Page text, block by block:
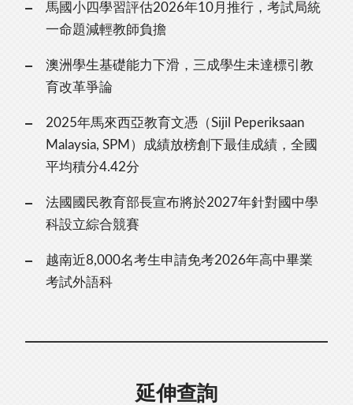
馬國小四學習評估2026年10月推行，考試局統
一命題減輕教師負擔
澳洲學生基礎能力下滑，三成學生未達標引教
育改革爭論
2025年馬來西亞教育文憑（Sijil Peperiksaan
Malaysia, SPM）成績放榜創下最佳成績，全國
平均積分4.42分
法國國民教育部長宣布將於2027年針對國中學
科設立綜合競賽
越南近8,000名考生申請免考2026年高中畢業
考試外語科
延伸查詢